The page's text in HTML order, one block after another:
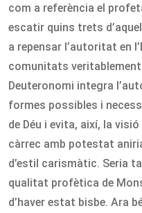
com a referència el
escatir quins trets
a repensar l’autoritat en
comunitats
Deuteronomi integra
formes possibles i
de Déu i evita, així, la
càrrec amb potestat
d’estil carismàtic. Seria
qualitat profètica de
d’haver estat bisbe. Ara